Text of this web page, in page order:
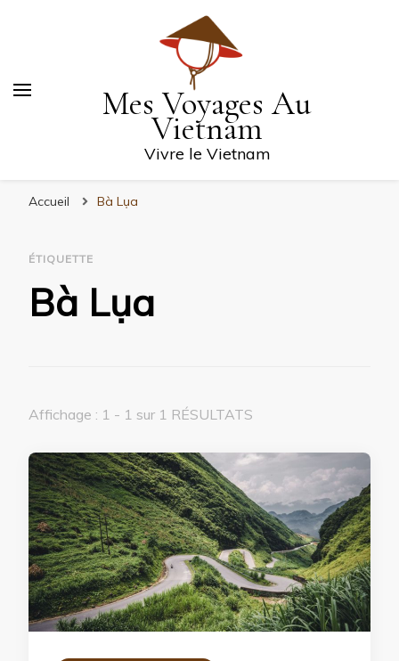
Mes Voyages Au
Vietnam
Vivre le Vietnam
Accueil Bà Lụa
ÉTIQUETTE
Bà Lụa
Affichage : 1 - 1 sur 1 RÉSULTATS